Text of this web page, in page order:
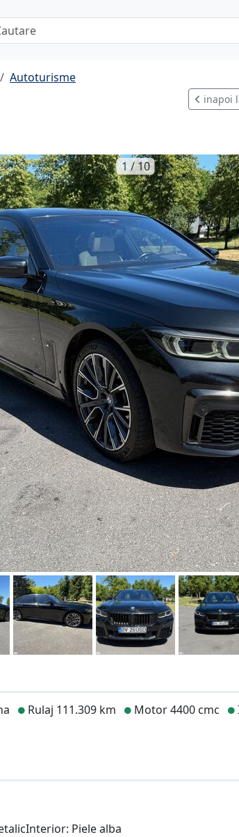
Autoturisme
inapoi
1 / 10
Rulaj 111.309 km Motor 4400 cmc
Piele alba